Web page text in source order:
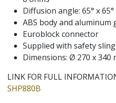
Diffusion angle: 65° x 65°
ABS body and aluminum
Euroblock connector
Supplied with safety
Dimensions: Ø 270 x 340
LINK FOR FULL
SHP880B